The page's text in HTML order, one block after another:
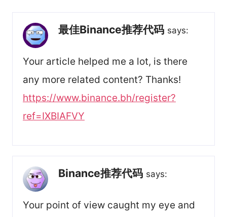
最佳Binance推荐代码 says:
Your article helped me a lot, is there
any more related content? Thanks!
https://www.binance.bh/register?
ref=IXBIAFVY
Binance推荐代码 says:
Your point of view caught my eye and